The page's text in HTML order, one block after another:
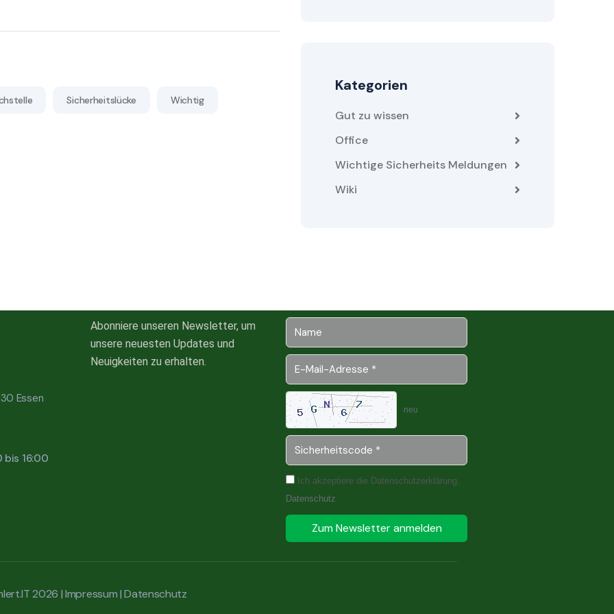
Sicherheitslücke Wichtig
Kategorien
Gut zu wissen
Office
Wichtige Sicherheits Meldungen
Wiki
Essen
bis 16:00
Abonniere unseren Newsletter, um
unsere neuesten Updates und
Neuigkeiten zu erhalten.
neu
Ich akzeptiere die Datenschutzerklärung.
Datenschutz
Zum Newsletter anmelden
2026 |Impressum|Datenschutz